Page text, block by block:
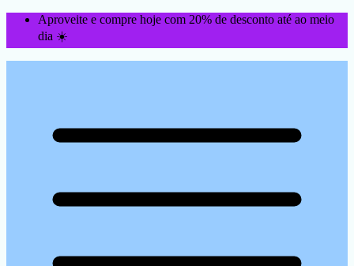
Aproveite e compre hoje com 20% de desconto até ao meio
dia ☀️